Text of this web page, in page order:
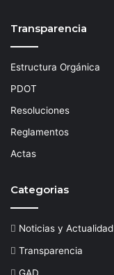
Transparencia
Estructura Orgánica
PDOT
Resoluciones
Reglamentos
Actas
Categorias
Noticias y Actualidad
Transparencia